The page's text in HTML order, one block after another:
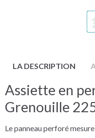
LA DESCRIPTION
Assiette en
Grenouille
Le panneau perforé